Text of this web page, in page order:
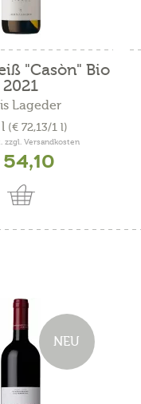
"Casòn" Bio
2021
Lageder
l (€ 72,13/1 l)
zzgl. Versandkosten
NEU